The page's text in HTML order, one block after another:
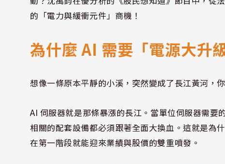
的「電力與緩衝元件」商機！
為什麼 AI 需要「電源大升
想像一條原本平靜的小溪，突然變成了長江黃河，
AI 伺服器就是那條暴漲的長江。當單位伺服器需要
相關的配套設備都必須跟著全面大換血。這就是為
在第一階段就能迎來業績與股價的雙重噴發。